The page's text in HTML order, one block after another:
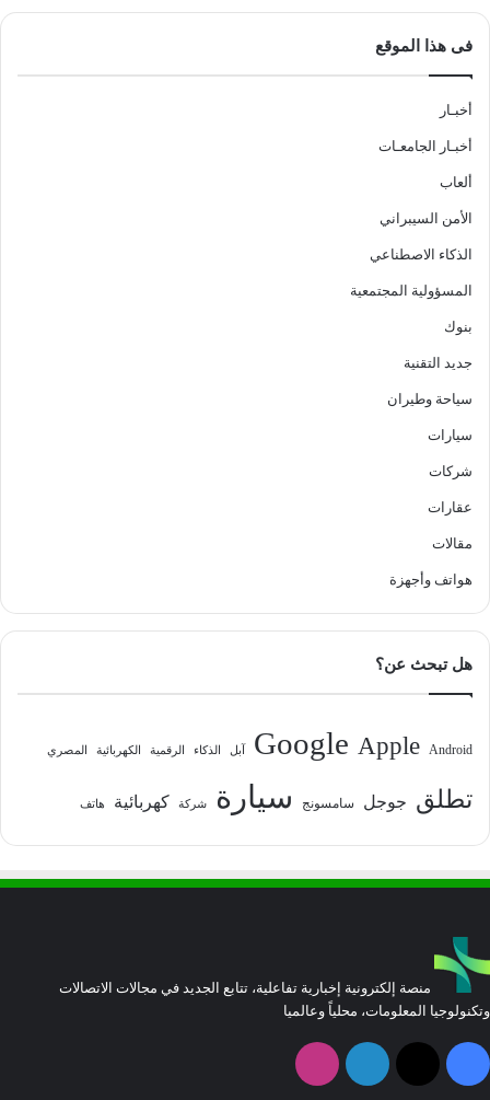
فى هذا الموقع
أخبـار
أخبـار الجامعـات
ألعاب
الأمن السيبراني
الذكاء الاصطناعي
المسؤولية المجتمعية
بنوك
جديد التقنية
سياحة وطيران
سيارات
شركات
عقارات
مقالات
هواتف وأجهزة
هل تبحث عن؟
Android
Apple
Google آبل الذكاء الرقمية الكهربائية المصري
تطلق جوجل سامسونج سيارة شركة كهربائية هاتف
منصة إلكترونية إخبارية تفاعلية، تتابع الجديد في مجالات الاتصالات
وتكنولوجيا المعلومات، محلياً وعالميا
فيسبوك
‫X لينكدإن انستقرام